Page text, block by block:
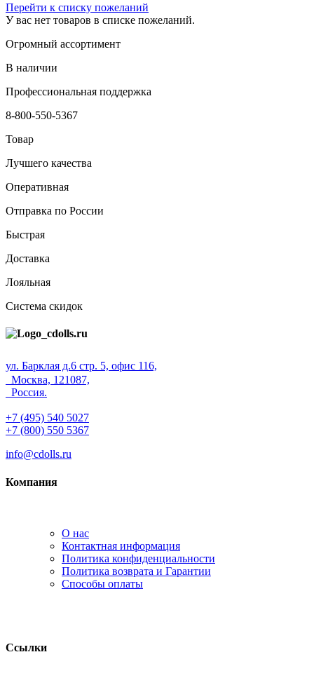
Перейти к списку пожеланий
У вас нет товаров в списке пожеланий.
Огромный ассортимент
В наличии
Профессиональная поддержка
8-800-550-5367
Товар
Лучшего качества
Оперативная
Отправка по России
Быстрая
Доставка
Лояльная
Система скидок
ул. Барклая д.6 стр. 5, офис 116,
Москва, 121087,
Россия.
+7 (495) 540 5027
+7 (800) 550 5367
info@cdolls.ru
Компания
О нас
Контактная информация
Политика конфиденциальности
Политика возврата и Гарантии
Способы оплаты
Ссылки